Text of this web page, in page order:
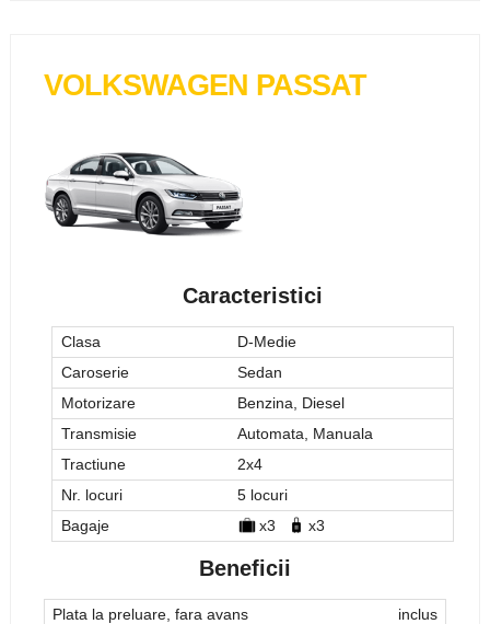
VOLKSWAGEN PASSAT
Caracteristici
Clasa
D-Medie
Caroserie
Sedan
Motorizare
Benzina, Diesel
Transmisie
Automata, Manuala
Tractiune
2x4
Nr. locuri
5 locuri
Bagaje
x3 x3
Beneficii
Plata la preluare, fara avans
inclus